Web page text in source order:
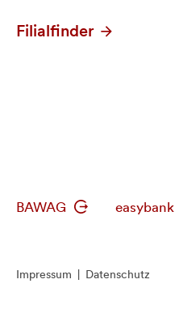
Filialfinder
BAWAG easybank
Impressum Datenschutz